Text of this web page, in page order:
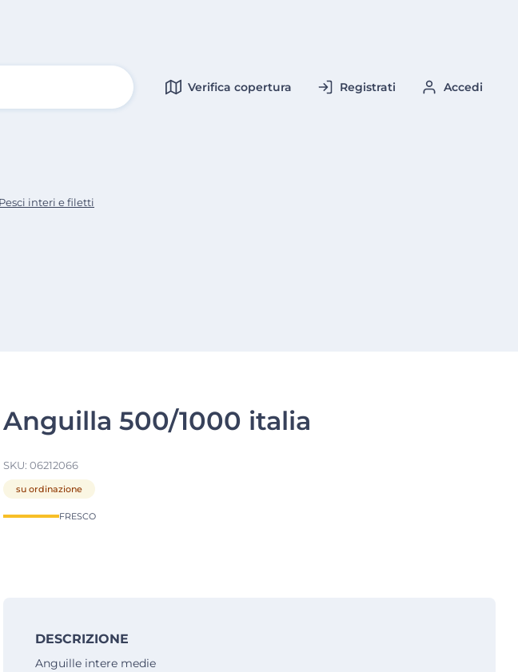
Verifica copertura Registrati Accedi
Pesci interi e filetti
Anguilla 500/1000 italia
SKU: 06212066
su ordinazione
FRESCO
DESCRIZIONE
Anguille intere medie